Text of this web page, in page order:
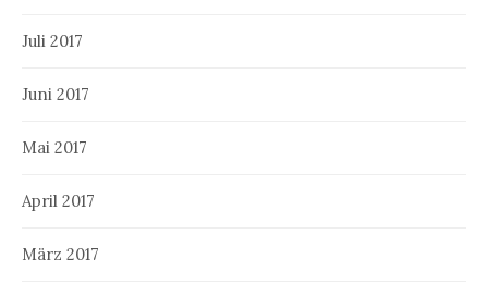
Juli 2017
Juni 2017
Mai 2017
April 2017
März 2017